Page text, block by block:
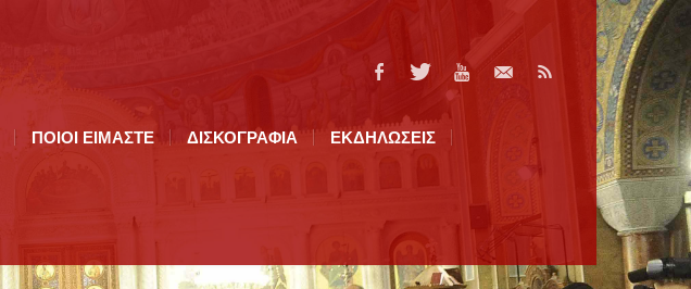
ΠΟΙΟI ΕΙΜΑΣΤΕ ΔΙΣΚΟΓΡΑΦΙΑ
ΕΚΔΗΛΩΣΕΙΣ